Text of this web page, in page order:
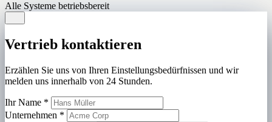
Alle Systeme betriebsbereit
Vertrieb kontaktieren
Erzählen Sie uns von Ihren Einstellungsbedürfnissen und wir
melden uns innerhalb von 24 Stunden.
Ihr Name *
Unternehmen *